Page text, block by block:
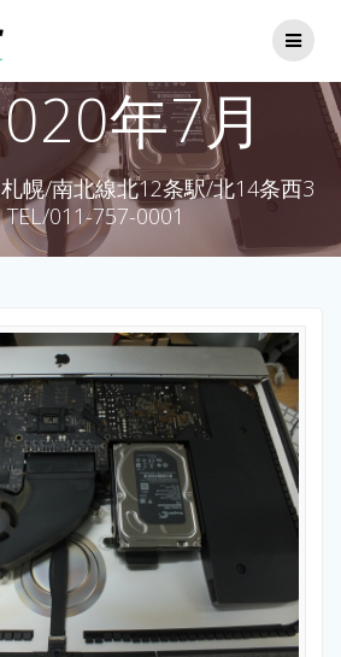
年7月
札幌/南北線北12条駅/北14条西3
011-757-0001